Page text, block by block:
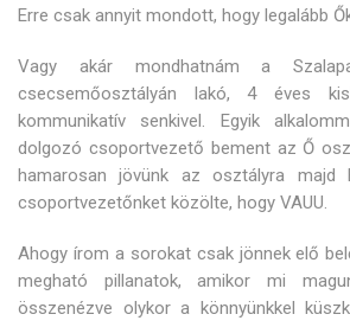
Erre csak annyit mondott, hogy legalább
Vagy akár mondhatnám a
csecsemőosztályán lakó, 4 éves
kommunikatív senkivel. Egyik
dolgozó csoportvezető bement az Ő
hamarosan jövünk az osztályra majd
csoportvezetőnket közölte, hogy VAUU.
Ahogy írom a sorokat csak jönnek elő
megható pillanatok, amikor mi
összenézve olykor a könnyünkkel